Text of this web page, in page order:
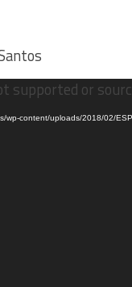
supported or
wp-content/uploads/2018/02/